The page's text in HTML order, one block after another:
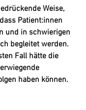
Weise,
Patient:innen
und in schwierigen
begleitet werden.
Fall hätte die
haben können.